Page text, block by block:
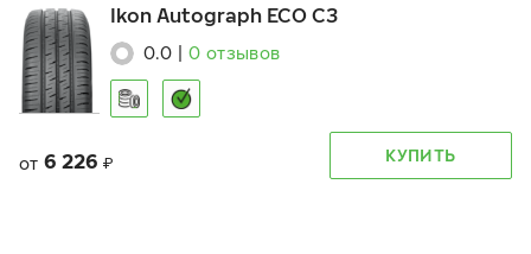
Ikon Autograph ECO C3
0.0 0 отзывов
от 6 226 ₽ КУПИТЬ